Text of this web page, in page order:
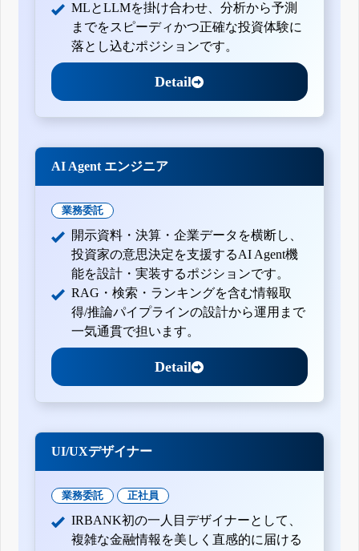
MLとLLMを掛け合わせ、分析から予測
までをスピーディかつ正確な投資体験に
落とし込むポジションです。
Detail
AI Agent エンジニア
業務委託
開示資料・決算・企業データを横断し、
投資家の意思決定を支援するAI Agent機
能を設計・実装するポジションです。
RAG・検索・ランキングを含む情報取
得/推論パイプラインの設計から運用まで
一気通貫で担います。
Detail
UI/UXデザイナー
業務委託 正社員
IRBANK初の一人目デザイナーとして、
複雑な金融情報を美しく直感的に届ける